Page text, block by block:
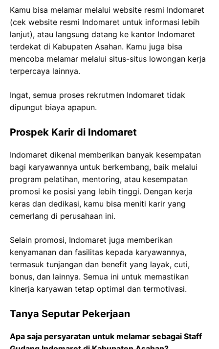
Kamu bisa melamar melalui website resmi Indomaret
(cek website resmi Indomaret untuk informasi lebih
lanjut), atau langsung datang ke kantor Indomaret
terdekat di Kabupaten Asahan. Kamu juga bisa
mencoba melamar melalui situs-situs lowongan kerja
terpercaya lainnya.
Ingat, semua proses rekrutmen Indomaret tidak
dipungut biaya apapun.
Prospek Karir di Indomaret
Indomaret dikenal memberikan banyak kesempatan
bagi karyawannya untuk berkembang, baik melalui
program pelatihan, mentoring, atau kesempatan
promosi ke posisi yang lebih tinggi. Dengan kerja
keras dan dedikasi, kamu bisa meniti karir yang
cemerlang di perusahaan ini.
Selain promosi, Indomaret juga memberikan
kenyamanan dan fasilitas kepada karyawannya,
termasuk tunjangan dan benefit yang layak, cuti,
bonus, dan lainnya. Semua ini untuk memastikan
kinerja karyawan tetap optimal dan termotivasi.
Tanya Seputar Pekerjaan
Apa saja persyaratan untuk melamar sebagai Staff